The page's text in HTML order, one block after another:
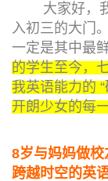
大家好，
入初三的大门
一定是其中最
的学生至今，
我英语能力的
开朗少女的每
8岁与妈妈做校
跨越时空的英